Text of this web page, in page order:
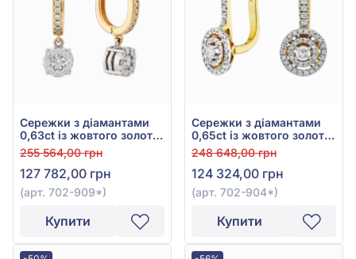
Сережки з діамантами
0,63ct із жовтого золота
585°, арт. 702-909*
255 564,00 грн
127 782,00 грн
(арт. 702-909*)
Купити
Сережки з діамантами
0,65ct із жовтого золота
585°, арт. 702-904*
248 648,00 грн
124 324,00 грн
(арт. 702-904*)
Купити